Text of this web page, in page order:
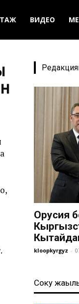
ВИДЕО
Орусия
Кытайдан
kloopkyrgyz -
Соңку